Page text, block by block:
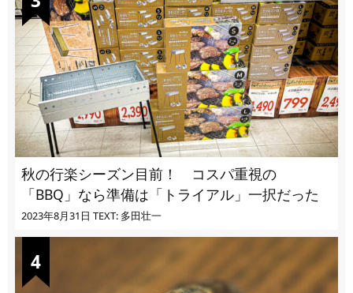
秋の行楽シーズン目前！ コスパ重視の
「BBQ」なら準備は「トライアル」一択だった
2023年8月31日 TEXT: 多田壮一